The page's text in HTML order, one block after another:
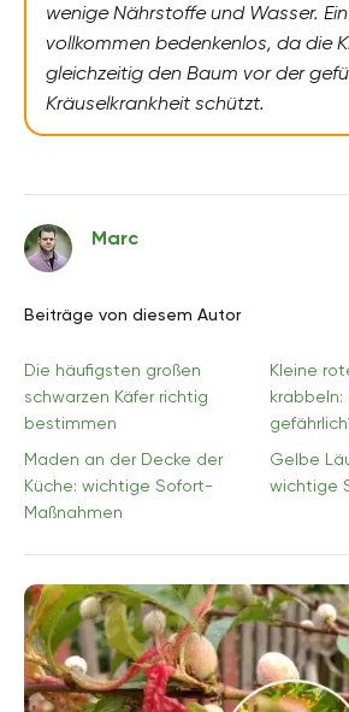
wenige Nährstoffe und Wasser.
vollkommen bedenkenlos, da die
gleichzeitig den Baum vor der
Kräuselkrankheit schützt.
Marc
Beiträge von diesem Autor
Die häufigsten großen
schwarzen Käfer richtig
bestimmen
Kleine
Maden an der Decke der
Küche: wichtige Sofort-
Maßnahmen
Gelbe
wichtige